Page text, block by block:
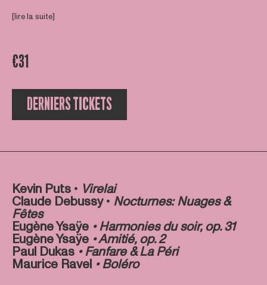
[lire la suite]
€31
DERNIERS TICKETS
Kevin Puts • Virelai
Claude Debussy • Nocturnes:Nuages &
Fêtes
Eugène Ysaÿe •Harmonies du soir, op. 31
Eugène Ysaÿe• Amitié, op. 2
Paul Dukas• Fanfare & La Péri
Maurice Ravel• Boléro